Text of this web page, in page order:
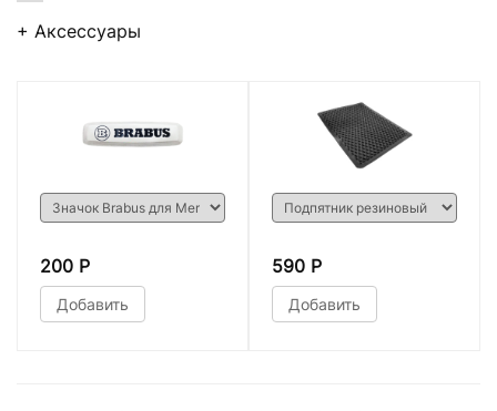
+ Аксессуары
200 Р
Добавить
590 Р
Добавить